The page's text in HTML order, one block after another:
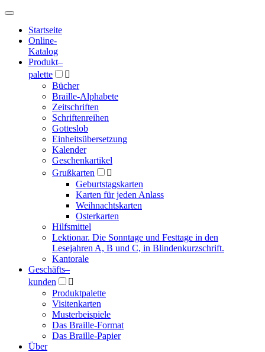
Hauptmenü
Hauptmenü
Startseite
Online-
Katalog
Produkt–
palette

Bücher
Braille-Alphabete
Zeitschriften
Schriftenreihen
Gotteslob
Einheitsübersetzung
Kalender
Geschenkartikel
Grußkarten

Geburtstagskarten
Karten für jeden Anlass
Weihnachtskarten
Osterkarten
Hilfsmittel
Lektionar. Die Sonntage und Festtage in den
Lesejahren A, B und C, in Blindenkurzschrift.
Kantorale
Geschäfts­–
kunden

Produktpalette
Visitenkarten
Musterbeispiele
Das Braille-Format
Das Braille-Papier
Über